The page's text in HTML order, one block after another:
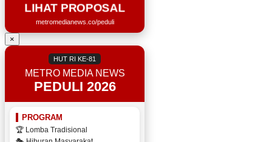
LIHAT PROPOSAL
metromedianews.co/peduli
×
HUT RI KE-81
METRO MEDIA NEWS
PEDULI 2026
PROGRAM
🏆 Lomba Tradisional